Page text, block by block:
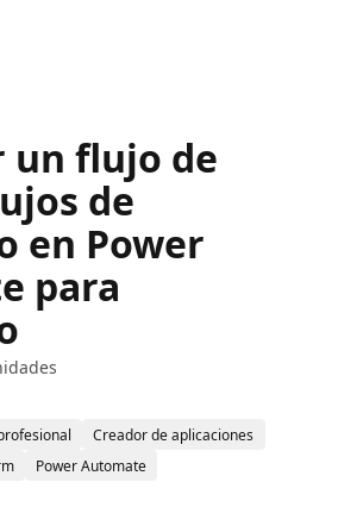
un flujo de
de
en Power
para
Creador de aplicaciones
Power Automate